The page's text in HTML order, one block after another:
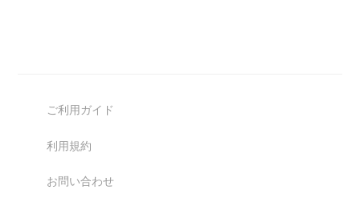
ご利用ガイド
利用規約
お問い合わせ